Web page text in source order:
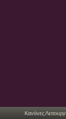
Κανόνες